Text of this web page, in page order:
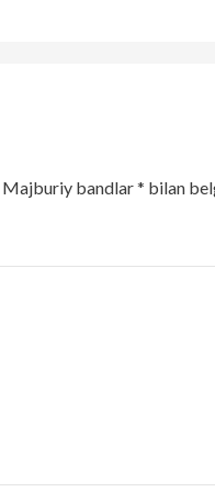
Majburiy bandlar* bilan